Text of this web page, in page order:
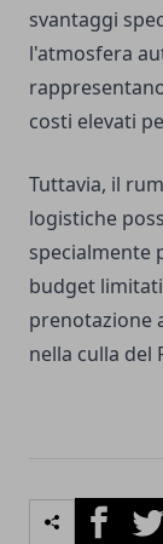
svantaggi
l'atmosfera
costi elevati
Tuttavia, il
logistiche
specialmente
budget
prenotazione
nella culla del
Facebook